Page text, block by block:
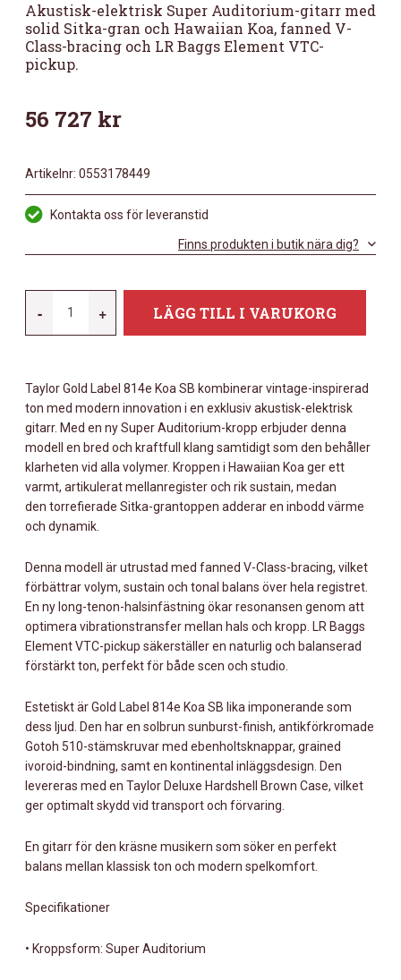
Akustisk-elektrisk Super Auditorium-gitarr med
solid Sitka-gran och Hawaiian Koa, fanned V-
Class-bracing och LR Baggs Element VTC-
pickup.
56 727 kr
Artikelnr: 0553178449
Kontakta oss för leveranstid
Finns produkten i butik nära dig?
-
KOA
SUNBURST
MÄNGD
+ LÄGG TILL I VARUKORG
Taylor Gold Label 814e Koa SB kombinerar vintage-inspirerad
ton med modern innovation i en exklusiv akustisk-elektrisk
gitarr. Med en ny Super Auditorium-kropp erbjuder denna
modell en bred och kraftfull klang samtidigt som den behåller
klarheten vid alla volymer. Kroppen i Hawaiian Koa ger ett
varmt, artikulerat mellanregister och rik sustain, medan
den torrefierade Sitka-grantoppen adderar en inbodd värme
och dynamik.
Denna modell är utrustad med fanned V-Class-bracing, vilket
förbättrar volym, sustain och tonal balans över hela registret.
En ny long-tenon-halsinfästning ökar resonansen genom att
optimera vibrationstransfer mellan hals och kropp. LR Baggs
Element VTC-pickup säkerställer en naturlig och balanserad
förstärkt ton, perfekt för både scen och studio.
Estetiskt är Gold Label 814e Koa SB lika imponerande som
dess ljud. Den har en solbrun sunburst-finish, antikförkromade
Gotoh 510-stämskruvar med ebenholtsknappar, grained
ivoroid-bindning, samt en kontinental inläggsdesign. Den
levereras med en Taylor Deluxe Hardshell Brown Case, vilket
ger optimalt skydd vid transport och förvaring.
En gitarr för den kräsne musikern som söker en perfekt
balans mellan klassisk ton och modern spelkomfort.
Specifikationer
• Kroppsform: Super Auditorium